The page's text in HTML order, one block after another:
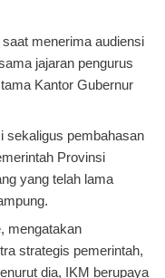
menerima audiensi
jajaran pengurus
Kantor Gubernur
sekaligus pembahasan
Provinsi
yang telah lama
mengatakan
strategis pemerintah,
dia, IKM berupaya